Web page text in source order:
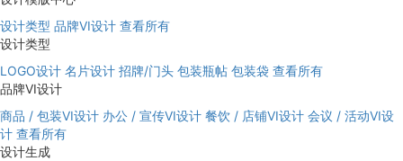
设计类型 品牌VI设计 查看所有
设计类型
LOGO设计 名片设计 招牌/门头 包装瓶帖 包装袋 查看所有
品牌VI设计
商品 / 包装VI设计 办公 / 宣传VI设计 餐饮 / 店铺VI设计 会议 / 活动VI设
计 查看所有
设计生成